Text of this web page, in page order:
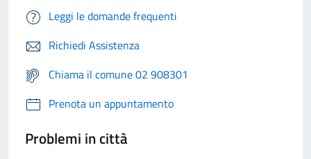
Leggi le domande frequenti
Richiedi Assistenza
Chiama il comune 02 908301
Prenota un appuntamento
Problemi in città